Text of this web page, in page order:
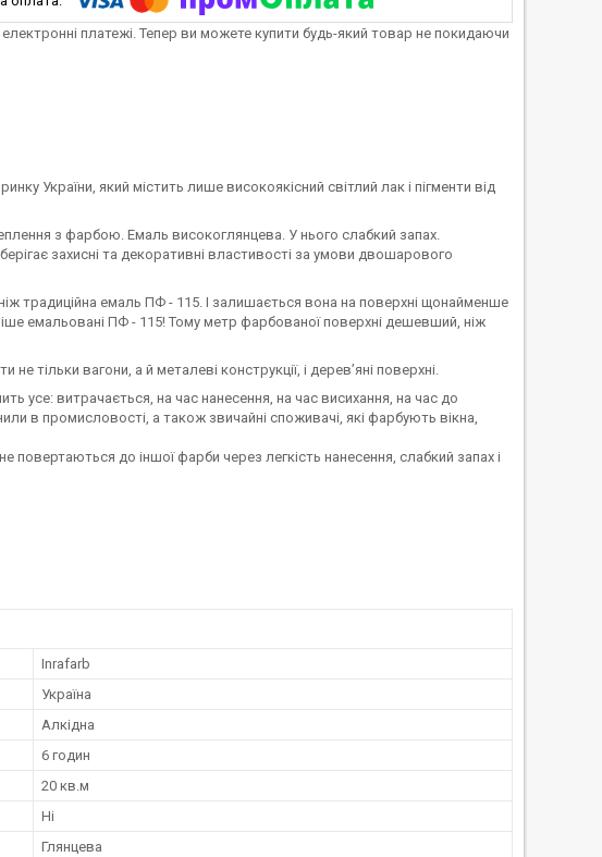
електронні платежі. Тепер ви можете купити будь-який товар не покидаючи
України, який містить лише високоякісний світлий лак і пігменти від
з фарбою. Емаль високоглянцева. У нього слабкий запах.
захисні та декоративні властивості за умови двошарового
традиційна емаль ПФ - 115. І залишається вона на поверхні щонайменше
емальовані ПФ - 115! Тому метр фарбованої поверхні дешевший, ніж
вагони, а й металеві конструкції, і дерев’яні поверхні.
усе: витрачається, на час нанесення, на час висихання, на час до
в промисловості, а також звичайні споживачі, які фарбують вікна,
до іншої фарби через легкість нанесення, слабкий запах і
Inrafarb
Україна
Алкідна
6 годин
20 кв.м
Ні
Глянцева